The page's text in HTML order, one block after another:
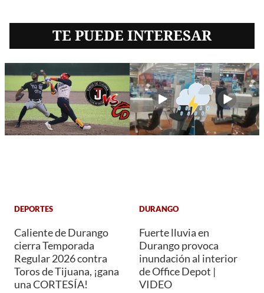
TE PUEDE INTERESAR
DEPORTES
Caliente de Durango
cierra Temporada
Regular 2026 contra
Toros de Tijuana, ¡gana
una CORTESÍA!
DURANGO
Fuerte lluvia en
Durango provoca
inundación al interior
de Office Depot |
VIDEO